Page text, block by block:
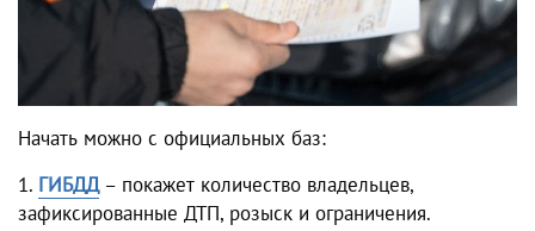
Начать можно с официальных баз:
ГИБДД– покажет количество владельцев,
зафиксированные ДТП, розыск и ограничения.